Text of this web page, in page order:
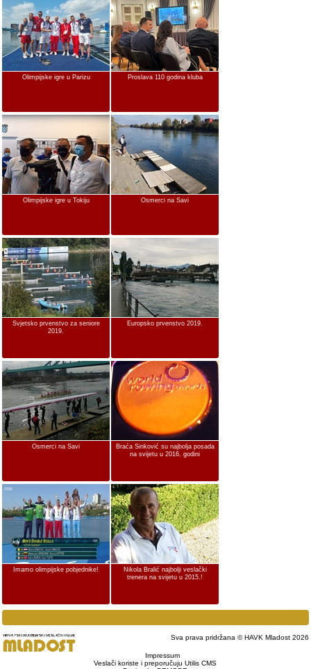
Olimpijske igre u Parizu Proslava 110 godina kluba
Olimpijske igre u Tokiju Osmerci na Savi
Svjetsko prvenstvo za seniore
2019.
Europsko prvenstvo 2019.
Osmerci na Savi
Braća Sinković su najbolja posada
na svijetu u 2016. godini
Imamo olimpijske pobjednike!
Nikola Bralić najbolji veslački
trenera na svijetu u 2015.!
Sva prava pridržana © HAVK Mladost 2026
Impressum
Veslači koriste i preporučuju Utilis CMS